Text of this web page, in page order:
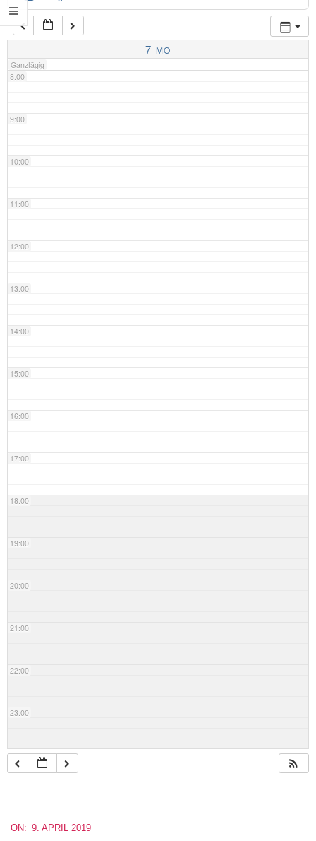
7 MO
Ganztägig
7:00
8:00
9:00
10:00
11:00
12:00
13:00
14:00
15:00
16:00
17:00
18:00
19:00
20:00
21:00
22:00
23:00
04-
ON: 9. APRIL 2019